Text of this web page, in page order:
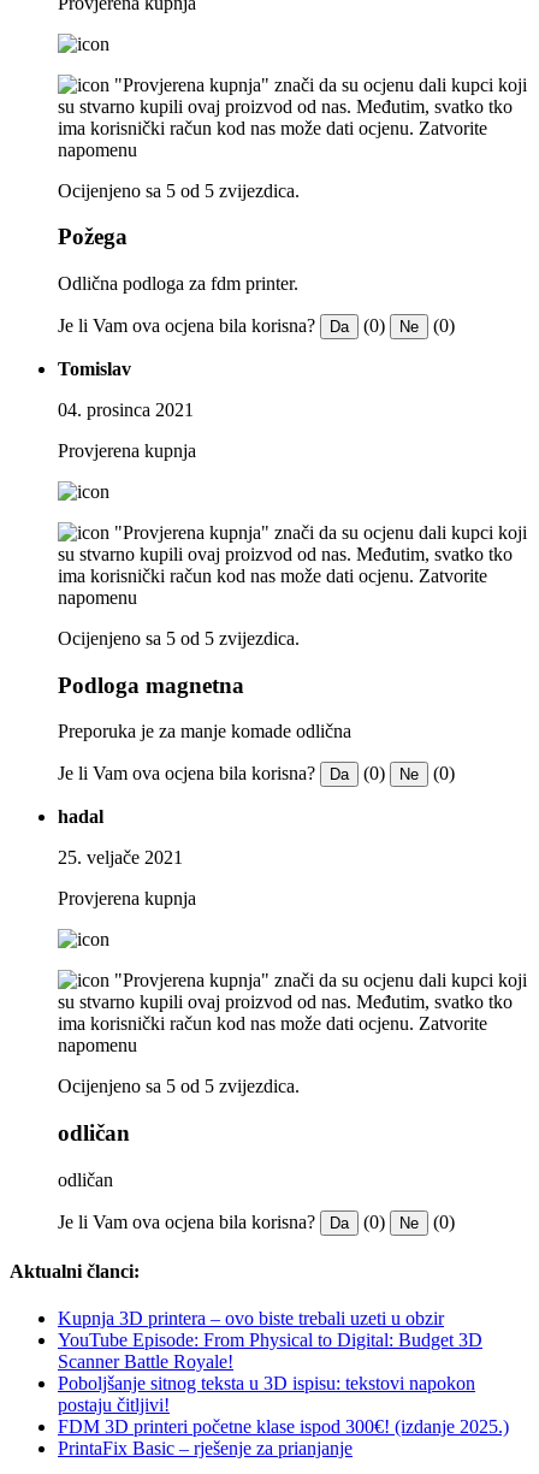
"Provjerena kupnja" znači da su ocjenu dali kupci koji
su stvarno kupili ovaj proizvod od nas. Međutim, svatko tko
ima korisnički račun kod nas može dati ocjenu. Zatvorite
napomenu
Ocijenjeno sa 5 od 5 zvijezdica.
Požega
Odlična podloga za fdm printer.
Je li Vam ova ocjena bila korisna? Da (0) Ne (0)
Tomislav
04. prosinca 2021
Provjerena kupnja
"Provjerena kupnja" znači da su ocjenu dali kupci koji
su stvarno kupili ovaj proizvod od nas. Međutim, svatko tko
ima korisnički račun kod nas može dati ocjenu. Zatvorite
napomenu
Ocijenjeno sa 5 od 5 zvijezdica.
Podloga magnetna
Preporuka je za manje komade odlična
Je li Vam ova ocjena bila korisna? Da (0) Ne (0)
hadal
25. veljače 2021
Provjerena kupnja
"Provjerena kupnja" znači da su ocjenu dali kupci koji
su stvarno kupili ovaj proizvod od nas. Međutim, svatko tko
ima korisnički račun kod nas može dati ocjenu. Zatvorite
napomenu
Ocijenjeno sa 5 od 5 zvijezdica.
odličan
odličan
Je li Vam ova ocjena bila korisna? Da (0) Ne (0)
Aktualni članci:
Kupnja 3D printera – ovo biste trebali uzeti u obzir
YouTube Episode: From Physical to Digital: Budget 3D
Scanner Battle Royale!
Poboljšanje sitnog teksta u 3D ispisu: tekstovi napokon
postaju čitljivi!
FDM 3D printeri početne klase ispod 300€! (izdanje 2025.)
PrintaFix Basic – rješenje za prianjanje